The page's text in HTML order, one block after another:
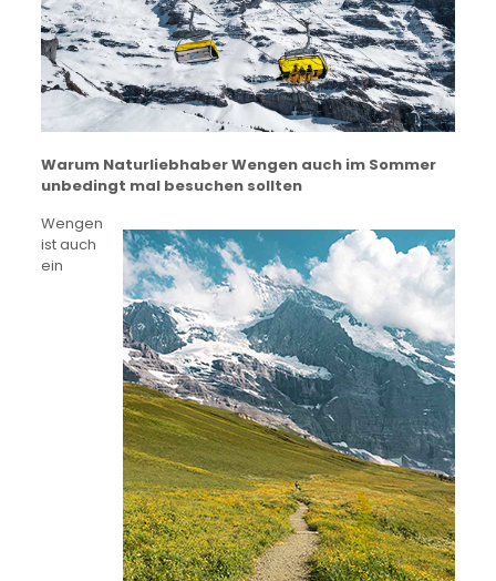
Warum Naturliebhaber Wengen auch im Sommer
unbedingt mal besuchen sollten
Wengen
ist auch
ein